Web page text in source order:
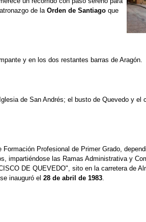
de la Orden de Santiago que
y en los dos restantes barras de Aragón.
de San Andrés; el busto de Quevedo y
Profesional de Primer Grado,
impartiéndose las Ramas Administrativa y
DE QUEVEDO", sito en la carretera de
inauguró el 28 de abril de 1983